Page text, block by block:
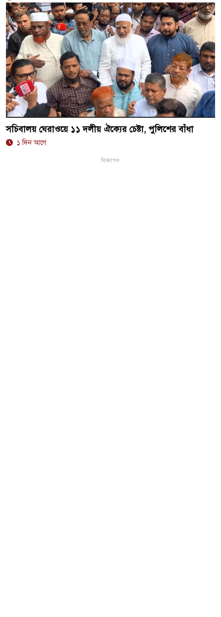
সচিবালয় ঘেরাওয়ে ১১ দলীয় ঐক্যের চেষ্টা, পুলিশের বাঁধা
১ দিন আগে
বিজ্ঞাপন